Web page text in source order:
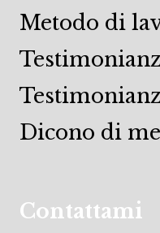
Metodo di
Dicono di me
Contattami